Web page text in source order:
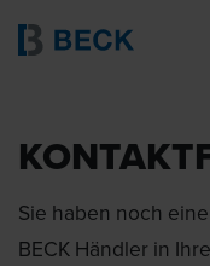
Sie haben noch
BECK Händler in